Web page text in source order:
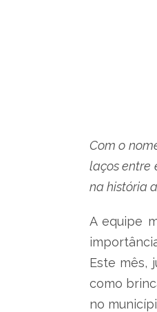
Com o
laços entre
na história
A equipe
Este mês,
como
no